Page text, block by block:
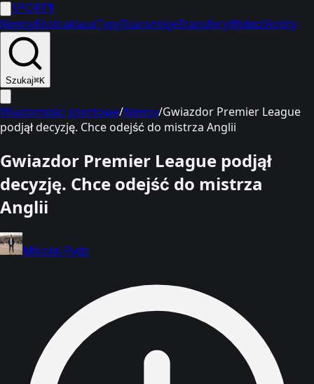
SPORT1
NewsyEkstraklasaTypyTransmisjeTransferyWideoSkróty
Szukaj⌘K
Wiadomości sportowe/Newsy/Gwiazdor Premier League
podjął decyzję. Chce odejść do mistrza Anglii
Gwiazdor Premier League podjął
decyzję. Chce odejść do mistrza
Anglii
Mikołaj Rydz